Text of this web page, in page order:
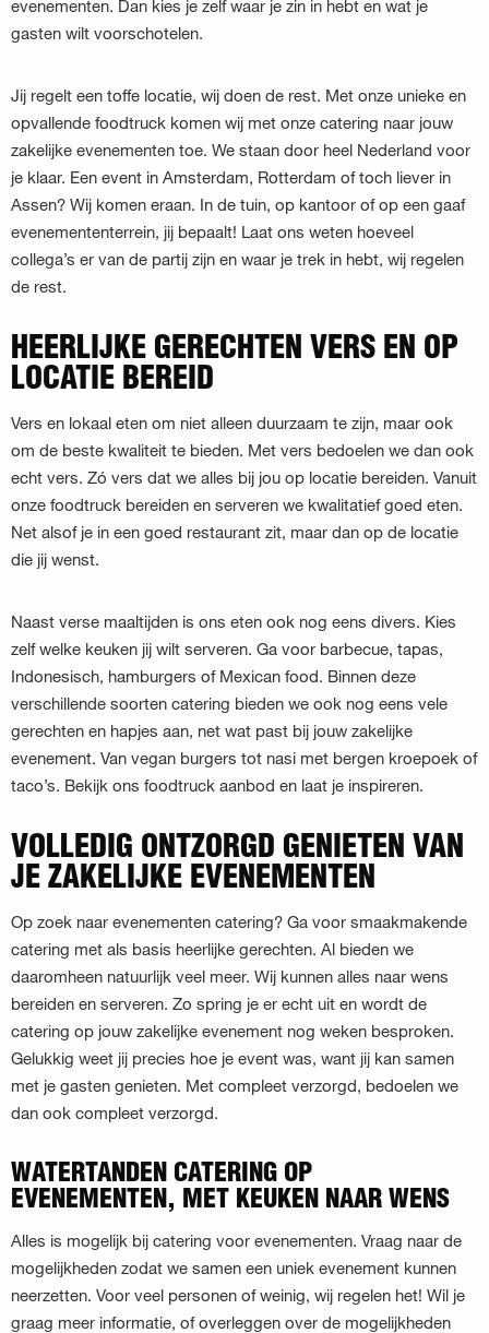
evenementen. Dan kies je zelf waar je zin in hebt en wat je
gasten wilt voorschotelen.
Jij regelt een toffe locatie, wij doen de rest. Met onze unieke en
opvallende foodtruck komen wij met onze catering naar jouw
zakelijke evenementen toe. We staan door heel Nederland voor
je klaar. Een event in Amsterdam, Rotterdam of toch liever in
Assen? Wij komen eraan. In de tuin, op kantoor of op een gaaf
evenemententerrein, jij bepaalt! Laat ons weten hoeveel
collega’s er van de partij zijn en waar je trek in hebt, wij regelen
de rest.
HEERLIJKE GERECHTEN VERS EN OP
LOCATIE BEREID
Vers en lokaal eten om niet alleen duurzaam te zijn, maar ook
om de beste kwaliteit te bieden. Met vers bedoelen we dan ook
echt vers. Zó vers dat we alles bij jou op locatie bereiden. Vanuit
onze foodtruck bereiden en serveren we kwalitatief goed eten.
Net alsof je in een goed restaurant zit, maar dan op de locatie
die jij wenst.
Naast verse maaltijden is ons eten ook nog eens divers. Kies
zelf welke keuken jij wilt serveren. Ga voor barbecue, tapas,
Indonesisch, hamburgers of Mexican food. Binnen deze
verschillende soorten catering bieden we ook nog eens vele
gerechten en hapjes aan, net wat past bij jouw zakelijke
evenement. Van vegan burgers tot nasi met bergen kroepoek of
taco’s. Bekijk ons foodtruck aanbod en laat je inspireren.
VOLLEDIG ONTZORGD GENIETEN VAN
JE ZAKELIJKE EVENEMENTEN
Op zoek naar evenementen catering? Ga voor smaakmakende
catering met als basis heerlijke gerechten. Al bieden we
daaromheen natuurlijk veel meer. Wij kunnen alles naar wens
bereiden en serveren. Zo spring je er echt uit en wordt de
catering op jouw zakelijke evenement nog weken besproken.
Gelukkig weet jij precies hoe je event was, want jij kan samen
met je gasten genieten. Met compleet verzorgd, bedoelen we
dan ook compleet verzorgd.
WATERTANDEN CATERING OP
EVENEMENTEN, MET KEUKEN NAAR WENS
Alles is mogelijk bij catering voor evenementen. Vraag naar de
mogelijkheden zodat we samen een uniek evenement kunnen
neerzetten. Voor veel personen of weinig, wij regelen het! Wil je
graag meer informatie, of overleggen over de mogelijkheden